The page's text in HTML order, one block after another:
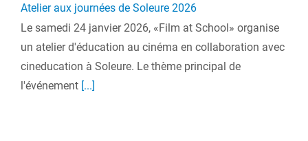
Atelier aux journées de Soleure 2026
Le samedi 24 janvier 2026, «Film at School» organise
un atelier d'éducation au cinéma en collaboration avec
cineducation à Soleure. Le thème principal de
l'événement [...]